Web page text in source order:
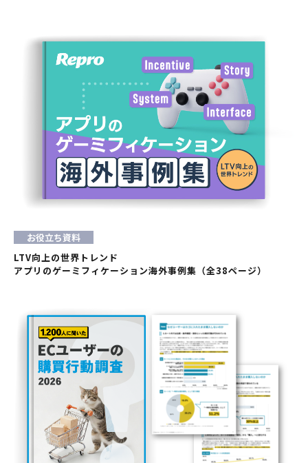
お役立ち資料
LTV向上の世界トレンド
アプリのゲーミフィケーション海外事例集（全38ページ）